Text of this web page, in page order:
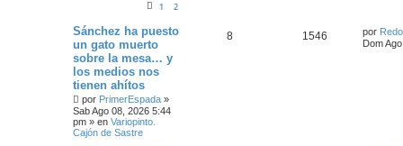
1 2
Sánchez ha puesto
un gato muerto
sobre la mesa… y
los medios nos
tienen ahítos
por PrimerEspada »
Sab Ago 08, 2026 5:44
pm » en Variopinto.
Cajón de Sastre
8 1546 por
Dom